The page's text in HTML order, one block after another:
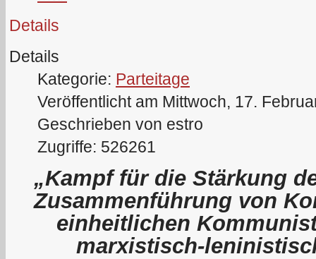
Details
Details
Kategorie: Parteitage
Veröffentlicht am Mittwoch, 17.
Geschrieben von estro
Zugriffe: 526261
„Kampf für die Stärkung
Zusammenführung von
einheitlichen
marxistisch-